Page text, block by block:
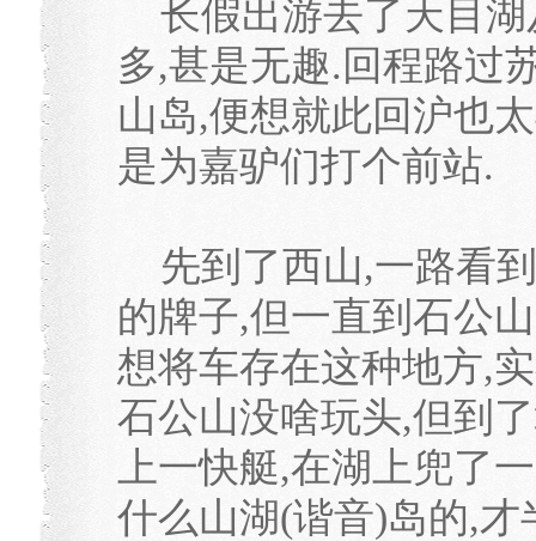
长假出游去了天目湖
多,甚是无趣.回程路过
山岛,便想就此回沪也
是为嘉驴们打个前站.
先到了西山,一路看
的牌子,但一直到石公
想将车存在这种地方,
石公山没啥玩头,但到
上一快艇,在湖上兜了
什么山湖(谐音)岛的,